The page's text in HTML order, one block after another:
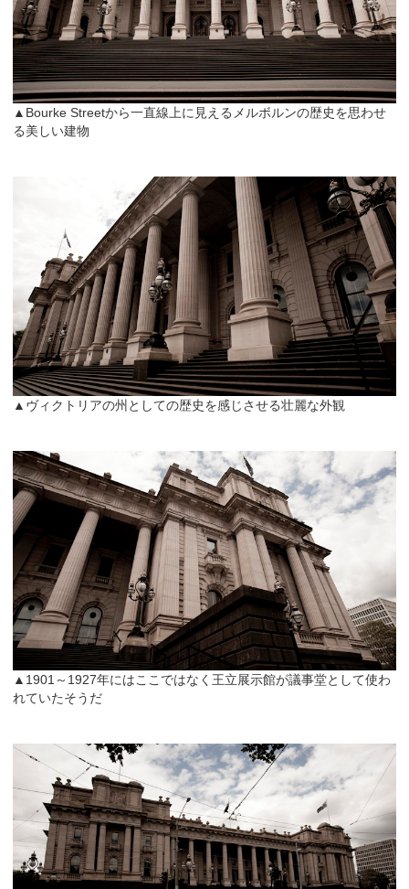
▲Bourke Streetから一直線上に見えるメルボルンの歴史を思わせ
る美しい建物
▲ヴィクトリアの州としての歴史を感じさせる壮麗な外観
▲1901～1927年にはここではなく王立展示館が議事堂として使わ
れていたそうだ